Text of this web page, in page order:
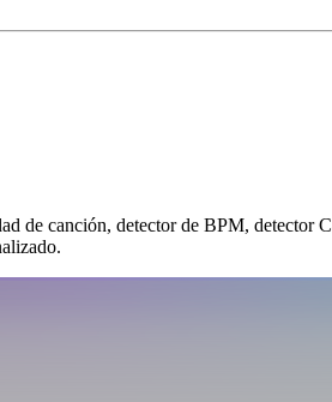
canción, detector de BPM, detector